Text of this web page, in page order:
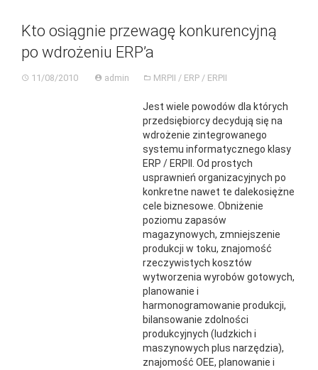
Kto osiągnie przewagę konkurencyjną
po wdrożeniu ERP’a
11/08/2010 admin MRPII / ERP / ERPII
Jest wiele powodów dla których
przedsiębiorcy decydują się na
wdrożenie zintegrowanego
systemu informatycznego klasy
ERP / ERPII. Od prostych
usprawnień organizacyjnych po
konkretne nawet te dalekosiężne
cele biznesowe. Obniżenie
poziomu zapasów
magazynowych, zmniejszenie
produkcji w toku, znajomość
rzeczywistych kosztów
wytworzenia wyrobów gotowych,
planowanie i
harmonogramowanie produkcji,
bilansowanie zdolności
produkcyjnych (ludzkich i
maszynowych plus narzędzia),
znajomość OEE, planowanie i